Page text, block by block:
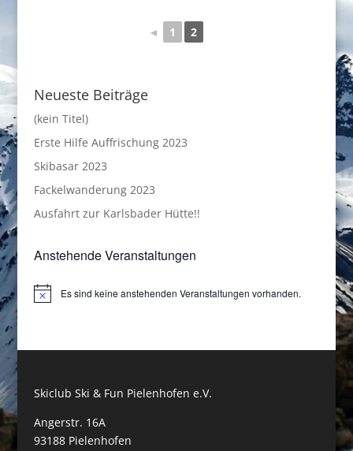
◄ 1 2
Neueste Beiträge
(kein Titel)
Erste Hilfe Auffrischung 2023
Skibasar 2023
Fackelwanderung 2023
Ausfahrt zur Karlsbader Hütte!!
Anstehende Veranstaltungen
HinweisEs sind keine anstehenden Veranstaltungen vorhanden.
Skiclub Ski & Fun Pielenhofen e.V.
Angerstr. 16A
93188 Pielenhofen